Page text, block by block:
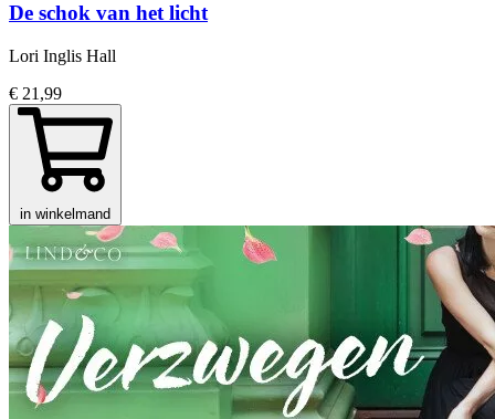
De schok van het licht
Lori Inglis Hall
€ 21,99
in winkelmand